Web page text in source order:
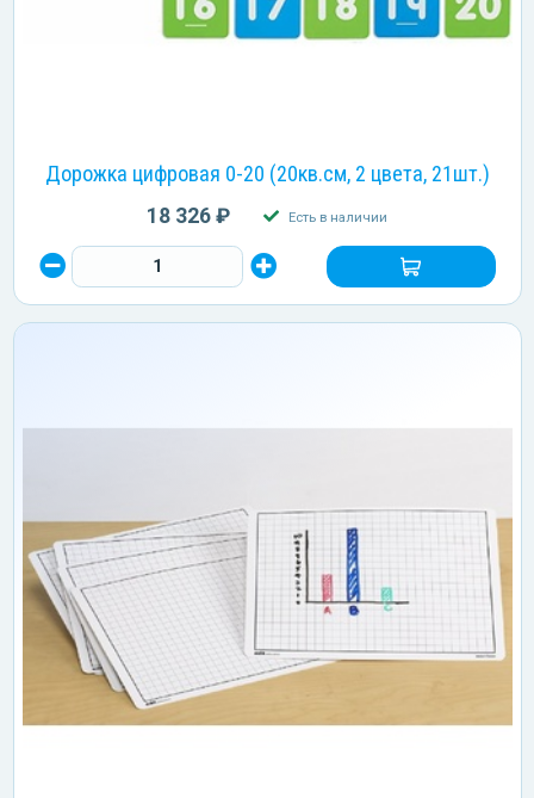
Дорожка цифровая 0-20 (20кв.см, 2 цвета, 21шт.)
18 326 ₽ Есть в наличии